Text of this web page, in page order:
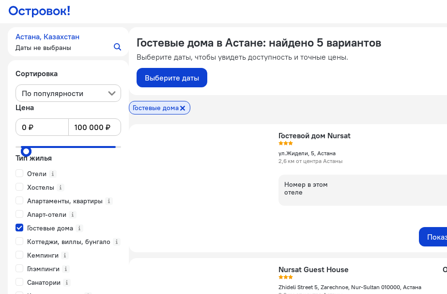
Астана, Казахстан
Даты не выбраны
Сортировка
По популярности
Цена
Тип жилья
Отели
Хостелы
Апартаменты, квартиры
Апарт-отели
Гостевые дома
Коттеджи, виллы, бунгало
Кемпинги
Глэмпинги
Санатории
Гостевые дома в Астане: найдено 5 вариантов
Выберите даты, чтобы увидеть доступность и точные цены.
Выберите даты
Гостевые дома
Гостевой дом Nursat
ул.Жидели, 5, Астана
2,6 км от центра Астаны
Номер в этом
отеле
Nursat Guest House
Zhideli Street 5, Zarechnoe, Nur-Sultan 010000, Астана